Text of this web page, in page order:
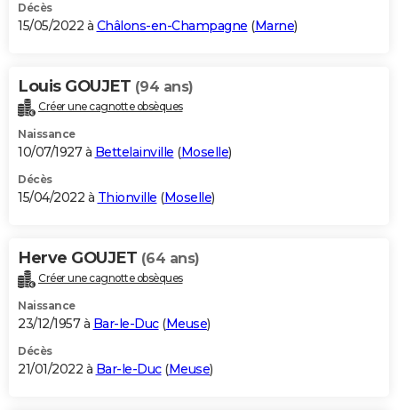
Décès
15/05/2022 à Châlons-en-Champagne (Marne)
Louis GOUJET (94 ans)
Créer une cagnotte obsèques
Naissance
10/07/1927 à Bettelainville (Moselle)
Décès
15/04/2022 à Thionville (Moselle)
Herve GOUJET (64 ans)
Créer une cagnotte obsèques
Naissance
23/12/1957 à Bar-le-Duc(Meuse)
Décès
21/01/2022 à Bar-le-Duc(Meuse)